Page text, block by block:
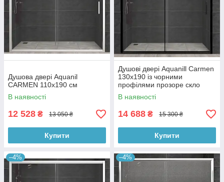
Душова двері Aquanil
CARMEN 110х190 см
В наявності
12 528 ₴ 13 050 ₴
Купити
Душові двері Aquanill Carmen
130х190 із чорними
профілями прозоре скло
В наявності
14 688 ₴ 15 300 ₴
Купити
–4% –4%